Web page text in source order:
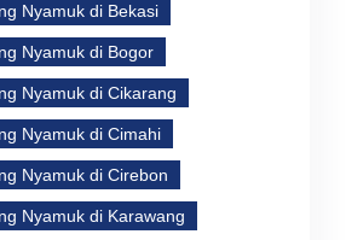
Nyamuk di Bekasi
Nyamuk di Bogor
Nyamuk di Cikarang
Nyamuk di Cimahi
Nyamuk di Cirebon
Nyamuk di Karawang